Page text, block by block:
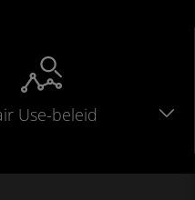
Use-beleid